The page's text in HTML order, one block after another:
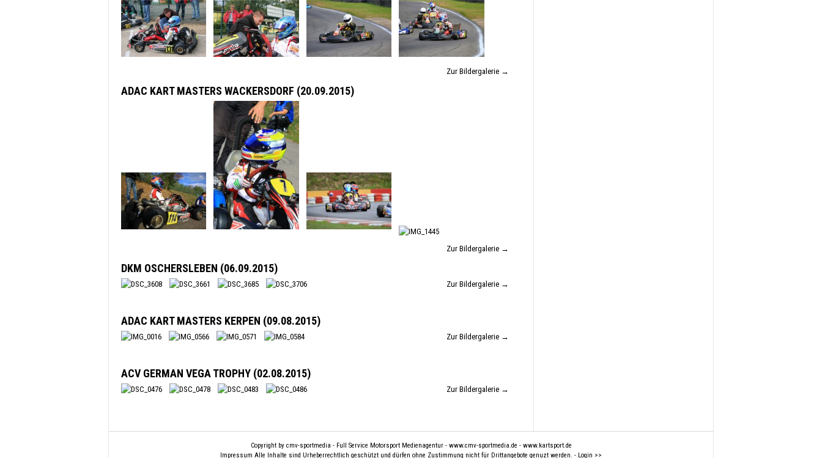
Zur Bildergalerie →
ADAC KART MASTERS WACKERSDORF (20.09.2015)
Zur Bildergalerie →
DKM OSCHERSLEBEN (06.09.2015)
Zur Bildergalerie →
ADAC KART MASTERS KERPEN (09.08.2015)
Zur Bildergalerie →
ACV GERMAN VEGA TROPHY (02.08.2015)
Zur Bildergalerie →
Copyright by cmv-sportmedia - Full Service Motorsport Medienagentur - www.cmv-sportmedia.de - www.kartsport.de
Impressum Alle Inhalte sind Urheberrechtlich geschützt und dürfen ohne Zustimmung nicht für Drittangebote genuzt werden. - Login >>